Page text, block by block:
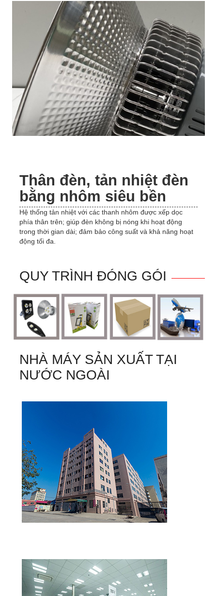
Thân đèn, tản nhiệt đèn
bằng nhôm siêu bền
Hệ thống tản nhiệt với các thanh nhôm được xếp dọc
phía thân trên; giúp đèn không bị nóng khi hoạt động
trong thời gian dài; đảm bảo công suất và khả năng hoạt
động tối đa.
QUY TRÌNH ĐÓNG GÓI
NHÀ MÁY SẢN XUẤT TẠI
NƯỚC NGOÀI